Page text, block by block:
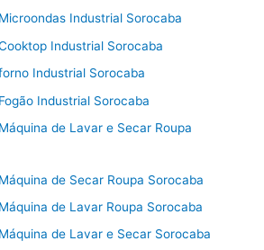
Industrial Sorocaba
Industrial Sorocaba
Industrial Sorocaba
Industrial Sorocaba
de Lavar e Secar Roupa
de Secar Roupa Sorocaba
de Lavar Roupa Sorocaba
de Lavar e Secar Sorocaba